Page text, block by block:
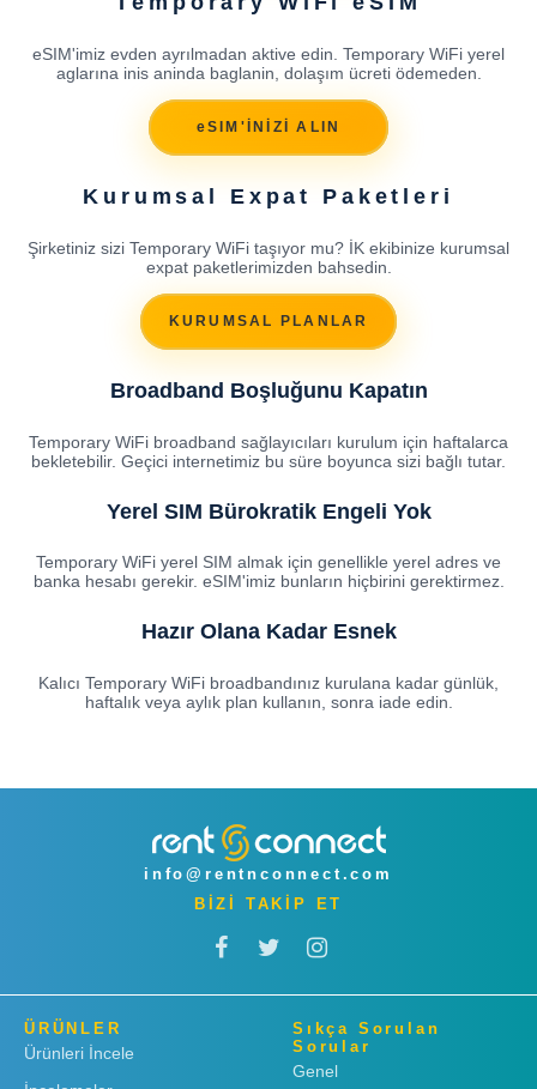
eSIM'imiz evden ayrılmadan aktive edin. Temporary WiFi yerel
aglarına inis aninda baglanin, dolaşım ücreti ödemeden.
eSIM'İNİZİ ALIN
Kurumsal Expat Paketleri
Şirketiniz sizi Temporary WiFi taşıyor mu? İK ekibinize kurumsal
expat paketlerimizden bahsedin.
KURUMSAL PLANLAR
Broadband Boşluğunu Kapatın
Temporary WiFi broadband sağlayıcıları kurulum için haftalarca
bekletebilir. Geçici internetimiz bu süre boyunca sizi bağlı tutar.
Yerel SIM Bürokratik Engeli Yok
Temporary WiFi yerel SIM almak için genellikle yerel adres ve
banka hesabı gerekir. eSIM'imiz bunların hiçbirini gerektirmez.
Hazır Olana Kadar Esnek
Kalıcı Temporary WiFi broadbandınız kurulana kadar günlük,
haftalık veya aylık plan kullanın, sonra iade edin.
info@rentnconnect.com
BİZİ TAKİP ET
ÜRÜNLER
Ürünleri İncele
Sıkça Sorulan
Sorular
Genel